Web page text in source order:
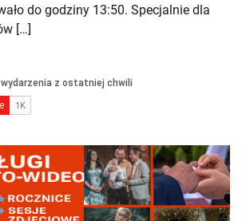
do godziny 13:50. Specjalnie dla
[…]